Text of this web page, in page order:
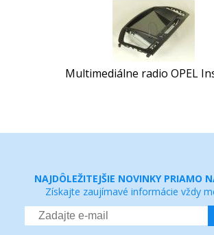
Multimediálne radio OPEL
NAJDÔLEŽITEJŠIE NOVINKY PRIAMO
Získajte zaujímavé informácie vždy